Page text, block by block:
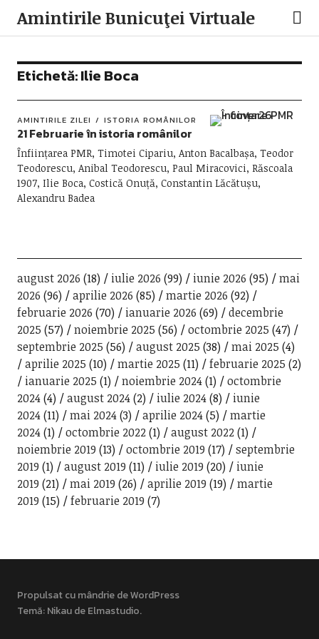
Amintirile Bunicuţei Virtuale
Etichetă:Ilie Boca
AMINTIRILE ZILEI ISTORIA ROMÂNILOR
21 Februarie în istoria românilor
Înființarea PMR, Timotei Cipariu, Anton Bacalbașa, Teodor
Teodorescu, Anibal Teodorescu, Paul Miracovici, Răscoala
1907, Ilie Boca, Costică Onuță, Constantin Lăcătușu,
Alexandru Badea
august 2026 (18) iulie 2026 (99) iunie 2026 (95)
mai
2026 (96) aprilie 2026 (85) martie 2026 (92)
februarie 2026 (70) ianuarie 2026 (69)
decembrie
2025 (57) noiembrie 2025 (56) octombrie 2025 (47)
septembrie 2025 (56) august 2025 (38) mai 2025 (4)
aprilie 2025 (10) martie 2025 (11) februarie 2025 (2)
ianuarie 2025 (1) noiembrie 2024(1)
octombrie
2024(4) august 2024(2) iulie 2024(8)
iunie
2024(11) mai 2024(3) aprilie 2024(5)
martie
2024(1) octombrie 2022(1) august 2022(1)
noiembrie 2019 (13) octombrie 2019 (17)
septembrie
2019 (1) august 2019 (11) iulie 2019 (20)
iunie
2019 (21) mai 2019 (26) aprilie 2019 (19)
martie
2019 (15) februarie 2019 (7)
Propulsat cu mândrie de WordPress
Temă: Nikau deElmastudio.